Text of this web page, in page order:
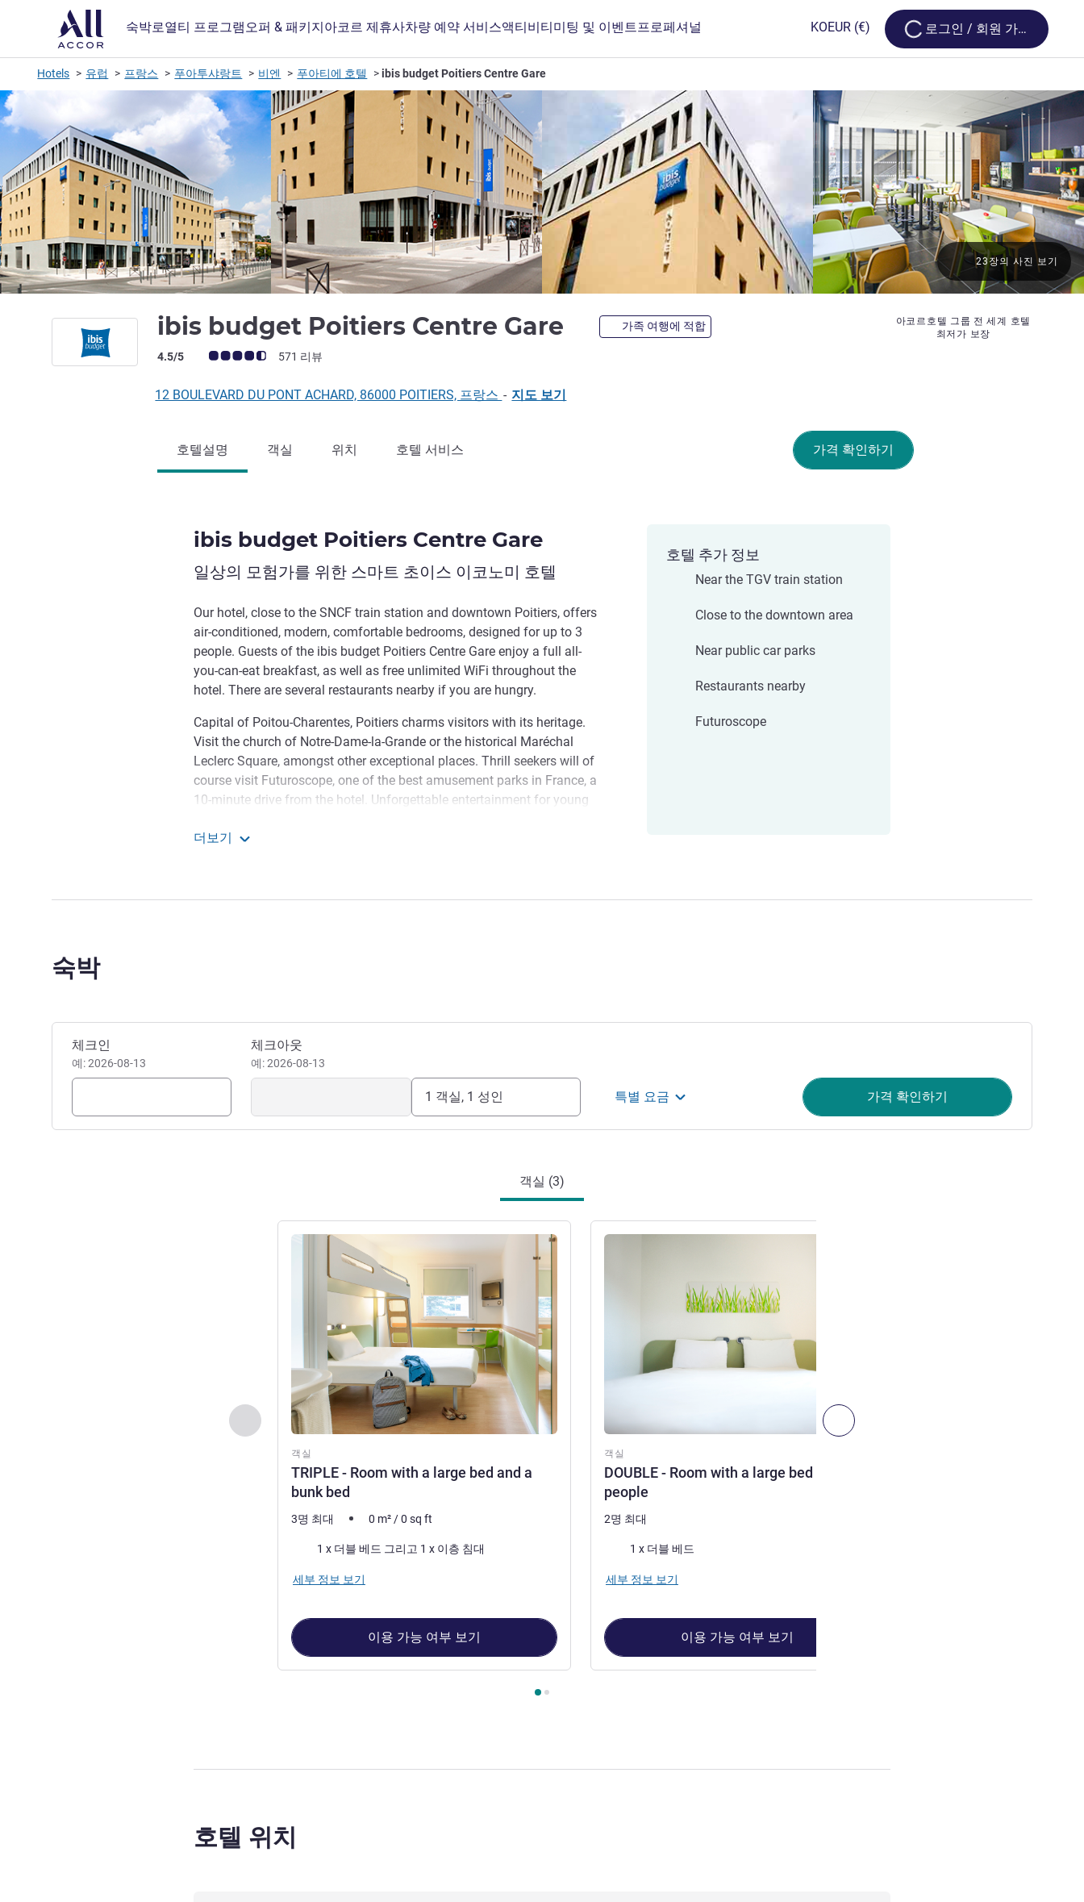
숙박로열티 프로그램 오퍼 & 패키지아코르 제휴사차량 예약 서비스액티비티미팅 및 이벤트 프로페셔널 KOEUR (€) Loading...
로그인 / 회원 가입
Hotels 유럽 프랑스 푸아투샤랑트 비엔 푸아티에 호텔 ibis budget Poitiers Centre Gare
ibis budget Poitiers Centre Gare 2성 가족 여행에 적합
고객 평점 (ALL 평가)
4.5/5 571 리뷰
아코르호텔 그룹 전 세계 호텔
최저가 보장
23장의 사진 보기
12 BOULEVARD DU PONT ACHARD, 86000 POITIERS, 프랑스 - 지도 보기
가격 확인하기
호텔설명 객실 위치 호텔 서비스
ibis budget Poitiers Centre Gare
일상의 모험가를 위한 스마트 초이스 이코노미 호텔
Our hotel, close to the SNCF train station and downtown Poitiers, offers
air-conditioned, modern, comfortable bedrooms, designed for up to 3
people. Guests of the ibis budget Poitiers Centre Gare enjoy a full all-
you-can-eat breakfast, as well as free unlimited WiFi throughout the
hotel. There are several restaurants nearby if you are hungry.
Capital of Poitou-Charentes, Poitiers charms visitors with its heritage.
Visit the church of Notre-Dame-la-Grande or the historical Maréchal
Leclerc Square, amongst other exceptional places. Thrill seekers will of
course visit Futuroscope, one of the best amusement parks in France, a
10-minute drive from the hotel. Unforgettable entertainment for young
더보기
호텔 추가 정보
Near the TGV train station
Close to the downtown area
Near public car parks
Restaurants nearby
Futuroscope
숙박
이 호텔 예약하기
체크인
예: 2026-08-13
체크아웃
예: 2026-08-13
1 객실, 1 성인 특별 요금 가격 확인하기
객실 (3)
이전 - 객실 다음 - 객실
객실
TRIPLE - Room with a large bed and a
bunk bed
세부 정보 보기
3명 최대 0 m² /0 sq ft
1 x 더블 베드 그리고 1 x 이층 침대
세부 정보 보기
이용 가능 여부 보기
객실
DOUBLE - Room with a large bed for 2
people
세부 정보 보기
2명 최대
1 x 더블 베드
세부 정보 보기
이용 가능 여부 보기
호텔 위치